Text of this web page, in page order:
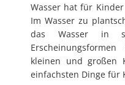
Wasser hat für
Im Wasser zu
das Wasser in
kleinen und großen
einfachsten Dinge für